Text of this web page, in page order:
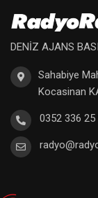
DENİZ AJANS
Sahabiye
Kocasinan
0352 336 25